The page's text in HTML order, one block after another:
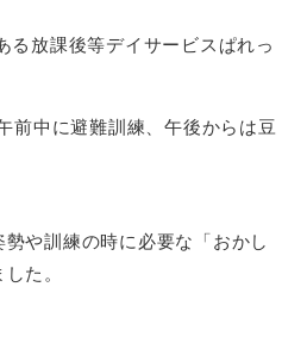
る放課後等デイサービスぱれっ
前中に避難訓練、午後からは豆
や訓練の時に必要な「おかし
た。